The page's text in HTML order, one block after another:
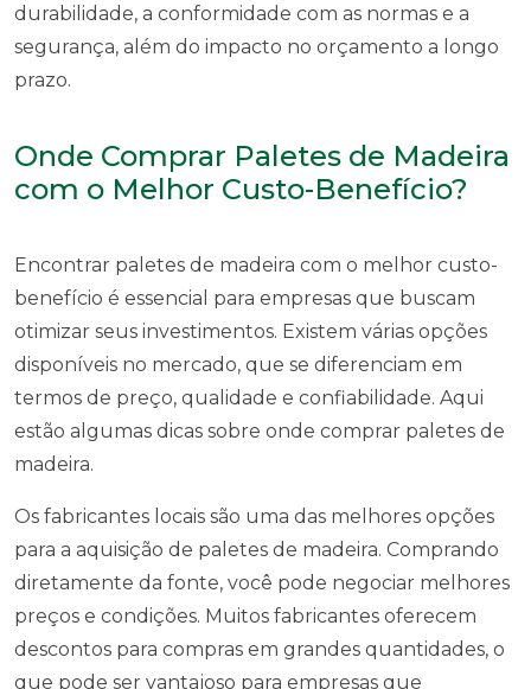
durabilidade, a conformidade com as normas e a
segurança, além do impacto no orçamento a longo
prazo.
Onde Comprar Paletes de Madeira
com o Melhor Custo-Benefício?
Encontrar paletes de madeira com o melhor custo-
benefício é essencial para empresas que buscam
otimizar seus investimentos. Existem várias opções
disponíveis no mercado, que se diferenciam em
termos de preço, qualidade e confiabilidade. Aqui
estão algumas dicas sobre onde comprar paletes de
madeira.
Os fabricantes locais são uma das melhores opções
para a aquisição de paletes de madeira. Comprando
diretamente da fonte, você pode negociar melhores
preços e condições. Muitos fabricantes oferecem
descontos para compras em grandes quantidades, o
que pode ser vantajoso para empresas que